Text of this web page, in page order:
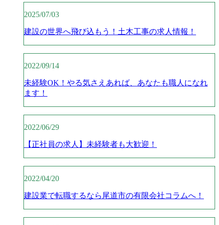
2025/07/03
建設の世界へ飛び込もう！土木工事の求人情報！
2022/09/14
未経験OK！やる気さえあれば、あなたも職人になれ
ます！
2022/06/29
【正社員の求人】未経験者も大歓迎！
2022/04/20
建設業で転職するなら尾道市の有限会社コラムへ！